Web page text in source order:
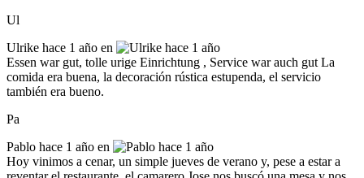
Ul
Ulrike hace 1 año en
Essen war gut, tolle urige Einrichtung , Service war auch gut La
comida era buena, la decoración rústica estupenda, el servicio
también era bueno.
Pa
Pablo hace 1 año en
Hoy vinimos a cenar, un simple jueves de verano y, pese a estar a